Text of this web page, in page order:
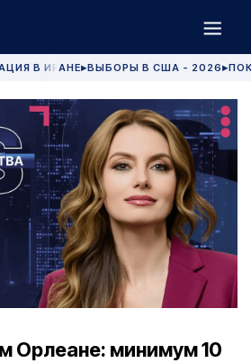
В ИРАНЕ▶ВЫБОРЫ В США - 2026 ▶
Орлеане: минимум 10